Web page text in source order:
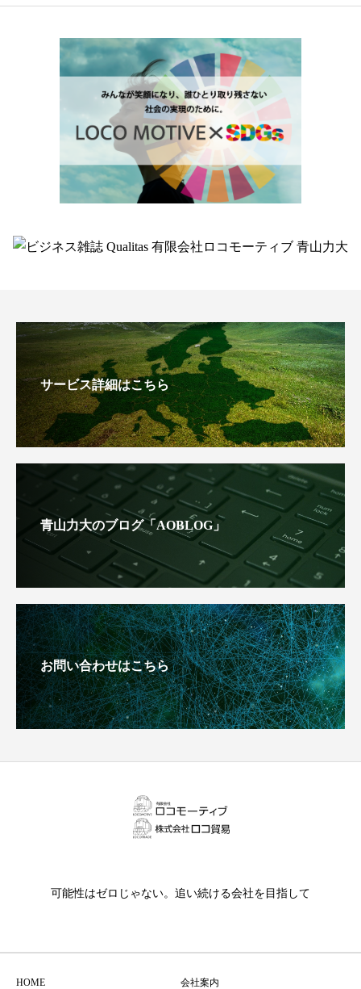
サービス詳細はこちら
青山力大のブログ「AOBLOG」
お問い合わせはこちら
可能性はゼロじゃない。追い続ける会社を目指して
HOME 会社案内